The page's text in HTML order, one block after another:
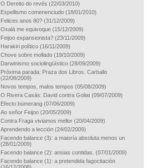
O Dereito do revés (22/03/2010)
Espellismo comenenciudo (18/01/2010)
Felices anos 80? (31/12/2009)
Oxalá me equivoque (15/12/2009)
Feijoo expansionista? (23/11/2009)
Harakiri político (16/11/2009)
Chove sobre mollado (19/10/2009)
Darwinismo sociolingüístico (28/09/2009)
Próxima parada: Praza dos Libros. Carballo
(22/08/2009)
Novos tempos, malos tempos (05/08/2009)
O Rivera Casás: David contra Goliat (09/07/2009)
Efecto búmerang (07/06/2009)
Ao señor Feijoo (20/05/2009)
Contra Fraga viviamos mellor (20/04/2009)
Aprendendo a lección (24/02/2009)
Facendo balance (3): a maioría absoluta menos un
(28/01/2009)
Facendo balance (2): ansias contidas. (07/01/2009)
Facendo balance (1): a pretendida fagocitación